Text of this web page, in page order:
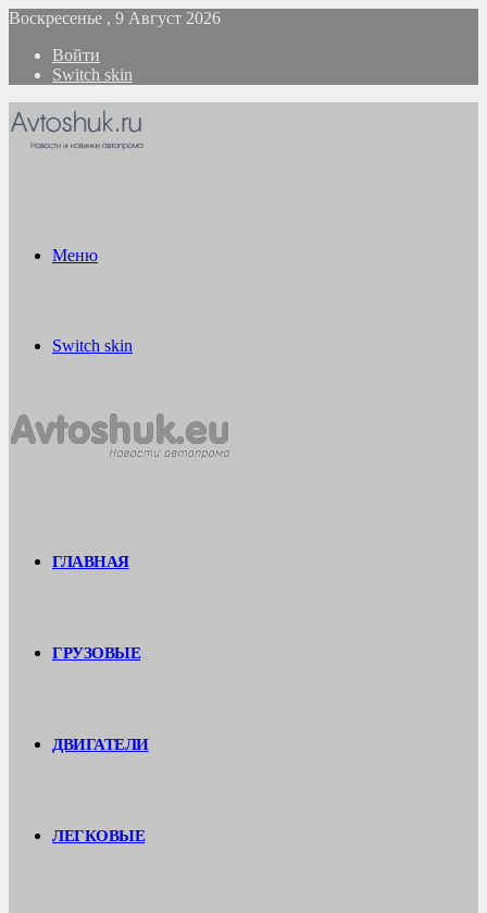
Воскресенье , 9 Август 2026
Войти
Switch skin
Меню
Switch skin
ГЛАВНАЯ
ГРУЗОВЫЕ
ДВИГАТЕЛИ
ЛЕГКОВЫЕ